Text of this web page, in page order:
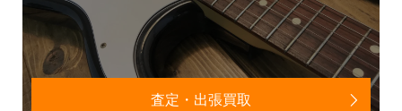
査定・出張買取